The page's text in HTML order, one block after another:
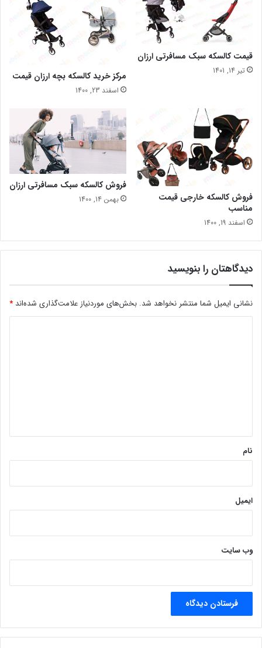
قیمت کالسکه سبک مسافرتی ارزان
تیر 14, 1401 مرکز خرید کالسکه بچه ارزان قیمت
اسفند 23, 1400
فروش کالسکه خارجی قیمت
مناسب
اسفند 19, 1400
فروش کالسکه سبک مسافرتی ارزان
بهمن 14, 1400
دیدگاهتان را بنویسید
نشانی ایمیل شما منتشر نخواهد شد. بخش‌های موردنیاز علامت‌گذاری شده‌اند *
نام
ایمیل
وب‌ سایت